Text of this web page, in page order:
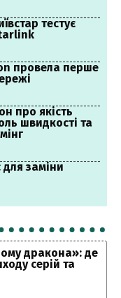
тестує
провела перше
про якість
швидкості та
заміни
дракона»: де
серій та